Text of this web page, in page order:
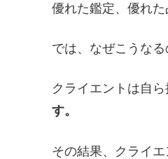
優れた鑑定、優れた
では、なぜこうなる
クライエントは自
す。
その結果、クライエ